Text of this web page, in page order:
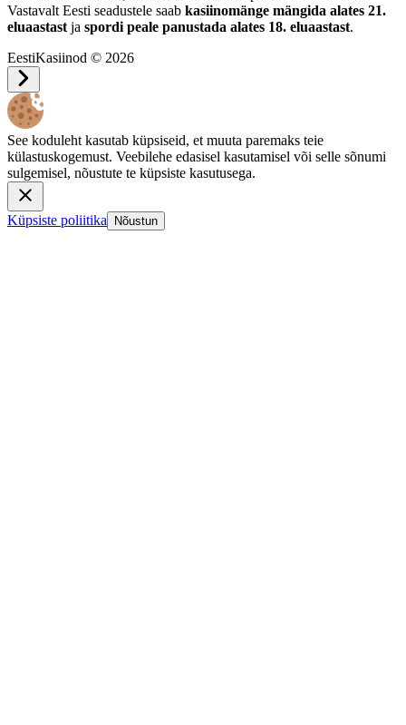
Vastavalt Eesti seadustele saab kasiinomänge mängida alates 21.
eluaastast ja spordi peale panustada alates 18. eluaastast.
EestiKasiinod © 2026
See koduleht kasutab küpsiseid, et muuta paremaks teie
külastuskogemust. Veebilehe edasisel kasutamisel või selle sõnumi
sulgemisel, nõustute te küpsiste kasutusega.
Küpsiste poliitika Nõustun